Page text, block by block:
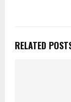
RELATED